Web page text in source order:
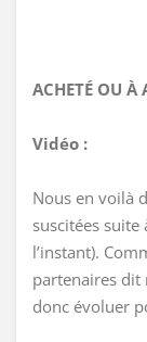
ACHETÉ OU À
Vidéo :
Nous en voilà
suscitées suite
l’instant).
partenaires dit
donc évoluer